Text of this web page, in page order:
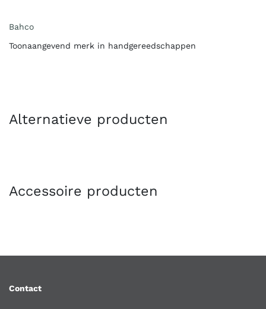
Bahco
Toonaangevend merk in handgereedschappen
Alternatieve producten
Accessoire producten
Contact